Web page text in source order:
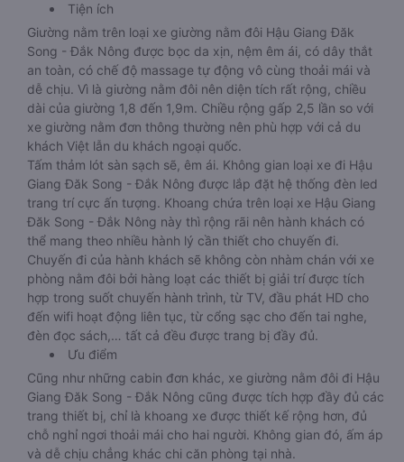
Tiện ích
Giường nằm trên loại xe giường nằm đôi Hậu Giang Đăk
Song - Đắk Nông được bọc da xịn, nệm êm ái, có dây thắt
an toàn, có chế độ massage tự động vô cùng thoải mái và
dễ chịu. Vì là giường nằm đôi nên diện tích rất rộng, chiều
dài của giường 1,8 đến 1,9m. Chiều rộng gấp 2,5 lần so với
xe giường nằm đơn thông thường nên phù hợp với cả du
khách Việt lẫn du khách ngoại quốc.
Tấm thảm lót sàn sạch sẽ, êm ái. Không gian loại xe đi Hậu
Giang Đăk Song - Đắk Nông được lắp đặt hệ thống đèn led
trang trí cực ấn tượng. Khoang chứa trên loại xe Hậu Giang
Đăk Song - Đắk Nông này thì rộng rãi nên hành khách có
thể mang theo nhiều hành lý cần thiết cho chuyến đi.
Chuyến đi của hành khách sẽ không còn nhàm chán với xe
phòng nằm đôi bởi hàng loạt các thiết bị giải trí được tích
hợp trong suốt chuyến hành trình, từ TV, đầu phát HD cho
đến wifi hoạt động liên tục, từ cổng sạc cho đến tai nghe,
đèn đọc sách,… tất cả đều được trang bị đầy đủ.
Ưu điểm
Cũng như những cabin đơn khác, xe giường nằm đôi đi Hậu
Giang Đăk Song - Đắk Nông cũng được tích hợp đầy đủ các
trang thiết bị, chỉ là khoang xe được thiết kế rộng hơn, đủ
chỗ nghỉ ngơi thoải mái cho hai người. Không gian đó, ấm áp
và dễ chịu chẳng khác chi căn phòng tại nhà.